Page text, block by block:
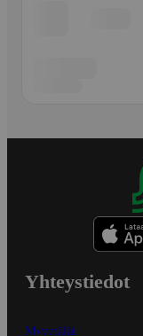
Yhteystiedot
Myymälät